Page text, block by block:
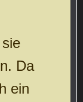
Da
ein